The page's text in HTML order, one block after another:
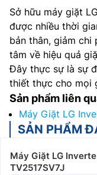
Sở hữu máy giặt
được nhiều thời
bản thân, giảm chi
tâm về hiệu quả
Đây thực sự là sự
thiết thực cho mọi
Sản phẩm liên
Máy Giặt LG
SẢN PHẨM
Máy Giặt LG
TV2517SV7J